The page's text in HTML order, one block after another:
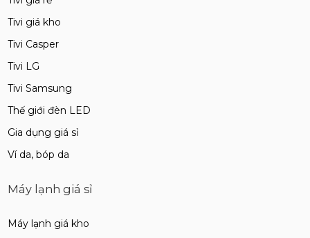
Tivi giá kho
Tivi Casper
Tivi LG
Tivi Samsung
Thế giới đèn LED
Gia dụng giá sỉ
Ví da, bóp da
Máy lạnh giá sỉ
Máy lạnh giá kho